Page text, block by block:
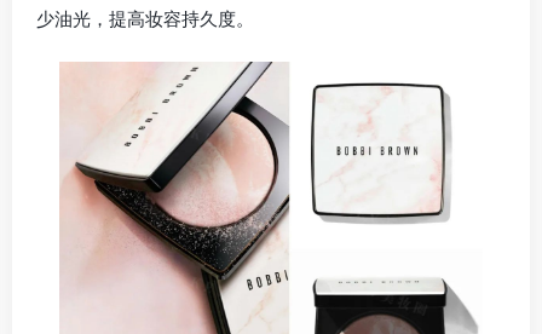
少油光，提高妆容持久度。